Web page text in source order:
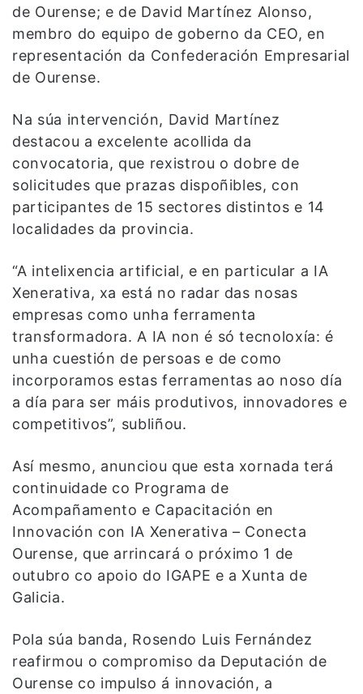
de Ourense; e de David Martínez Alonso,
membro do equipo de goberno da CEO, en
representación da Confederación Empresarial
de Ourense.
Na súa intervención, David Martínez
destacou a excelente acollida da
convocatoria, que rexistrou o dobre de
solicitudes que prazas dispoñibles, con
participantes de 15 sectores distintos e 14
localidades da provincia.
“A intelixencia artificial, e en particular a IA
Xenerativa, xa está no radar das nosas
empresas como unha ferramenta
transformadora. A IA non é só tecnoloxía: é
unha cuestión de persoas e de como
incorporamos estas ferramentas ao noso día
a día para ser máis produtivos, innovadores e
competitivos”, subliñou.
Así mesmo, anunciou que esta xornada terá
continuidade co Programa de
Acompañamento e Capacitación en
Innovación con IA Xenerativa – Conecta
Ourense, que arrincará o próximo 1 de
outubro co apoio do IGAPE e a Xunta de
Galicia.
Pola súa banda, Rosendo Luis Fernández
reafirmou o compromiso da Deputación de
Ourense co impulso á innovación, a